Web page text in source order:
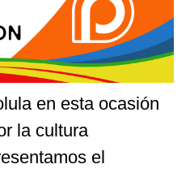
en esta ocasión
la cultura
el